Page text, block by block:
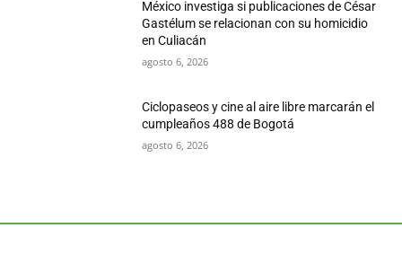
México investiga si publicaciones de César
Gastélum se relacionan con su homicidio
en Culiacán
agosto 6, 2026
Ciclopaseos y cine al aire libre marcarán el
cumpleaños 488 de Bogotá
agosto 6, 2026